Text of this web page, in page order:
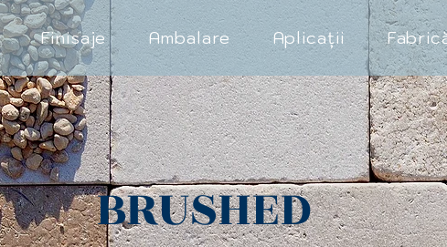
Finisaje Ambalare Aplicații
BRUSHED